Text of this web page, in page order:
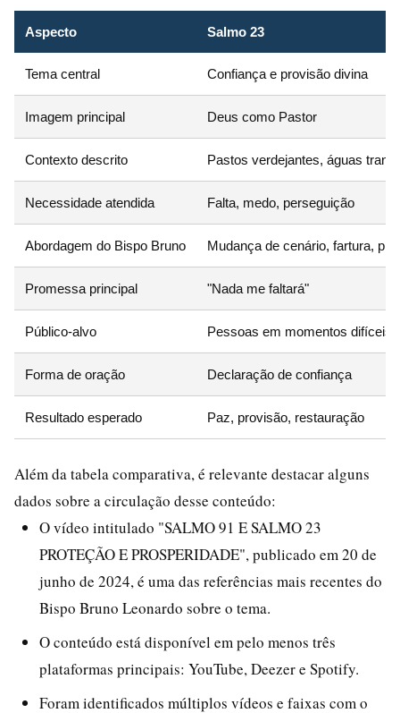
Aspecto Salmo 23
Tema central Confiança e provisão divina
Imagem principal Deus como Pastor
Contexto descrito Pastos verdejantes, águas
Necessidade atendida Falta, medo, perseguição
Abordagem do Bispo Bruno Mudança de cenário, fartura,
Promessa principal "Nada me faltará"
Público-alvo Pessoas em momentos difíceis
Forma de oração Declaração de confiança
Resultado esperado Paz, provisão, restauração
Além da tabela comparativa, é relevante destacar alguns
dados sobre a circulação desse conteúdo:
O vídeo intitulado "SALMO 91 E SALMO 23
PROTEÇÃO E PROSPERIDADE", publicado em 20 de
junho de 2024, é uma das referências mais recentes do
Bispo Bruno Leonardo sobre o tema.
O conteúdo está disponível em pelo menos três
plataformas principais: YouTube, Deezer e Spotify.
Foram identificados múltiplos vídeos e faixas com o